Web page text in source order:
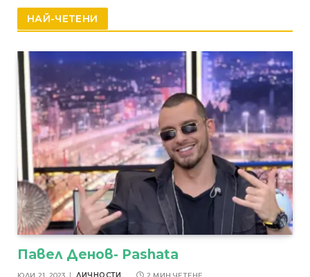
НАЙ-ЧЕТЕНИ
Павел Денов- Pashata
ЮЛИ 21, 2023 ЛИЧНОСТИ 2 МИН ЧЕТЕНЕ